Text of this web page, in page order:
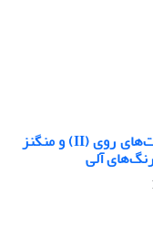
بررسی فعالیت فتوکاتالیستی پلی‌اکسومتالات‌های روی (II) و منگنز